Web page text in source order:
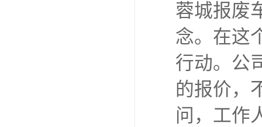
蓉城报废
念。在这
行动。公
的报价，
问，工作